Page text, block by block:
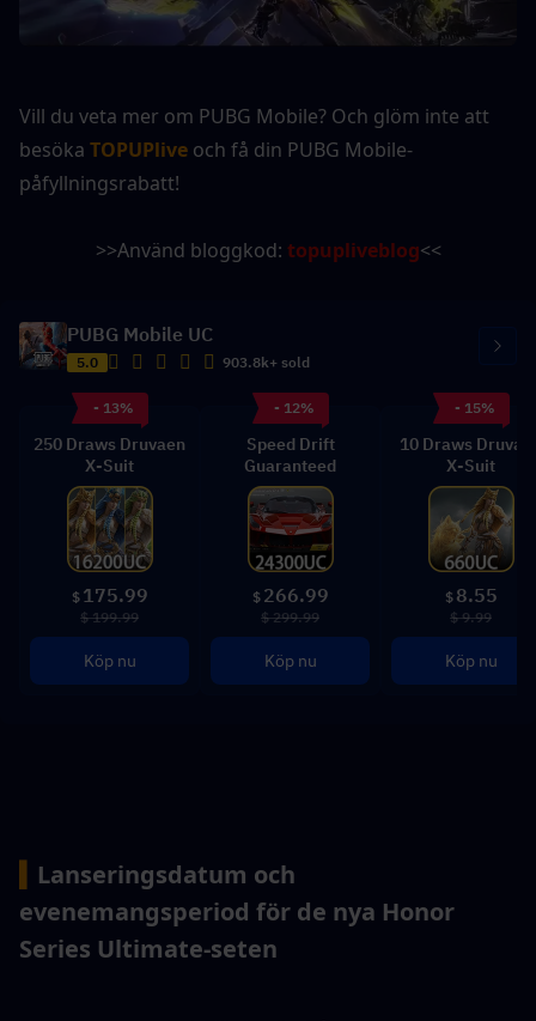
Vill du veta mer om PUBG Mobile? Och glöm inte att
besöka TOPUPlive och få din PUBG Mobile-
påfyllningsrabatt!
>>Använd bloggkod: topupliveblog<<
PUBG Mobile UC
5.0 903.8k+ sold
- 13%
250 Draws Druvaen
X-Suit
$ 175.99
$ 199.99
Köp nu
- 12%
Speed Drift
Guaranteed
$ 266.99
$ 299.99
Köp nu
- 15%
10 Draws
X-Suit
$ 8.55
$ 9.99
Köp nu
Lanseringsdatum och
evenemangsperiod för de nya Honor
Series Ultimate-seten